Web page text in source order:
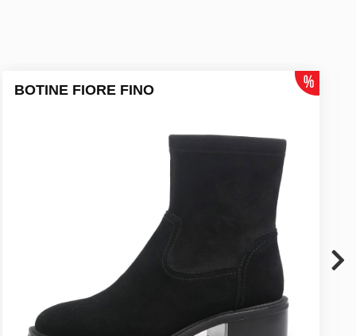
BOTINE FIORE FINO